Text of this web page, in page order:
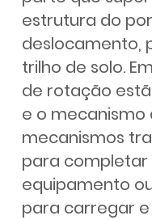
estrutura do
deslocamento,
trilho de solo.
de rotação
e o mecanismo
mecanismos
para completar
equipamento
para carregar